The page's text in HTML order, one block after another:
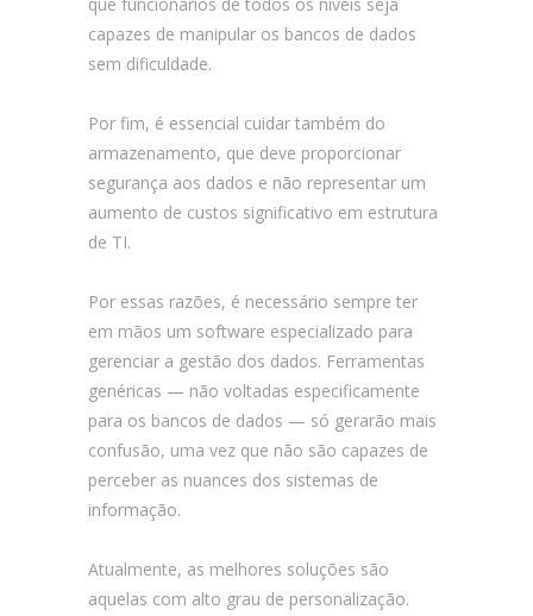
capazes de manipular os bancos de dados
sem dificuldade.
Por fim, é essencial cuidar também do
armazenamento, que deve proporcionar
segurança aos dados e não representar um
aumento de custos significativo em estrutura
de TI.
Por essas razões, é necessário sempre ter
em mãos um software especializado para
gerenciar a gestão dos dados. Ferramentas
genéricas — não voltadas especificamente
para os bancos de dados — só gerarão mais
confusão, uma vez que não são capazes de
perceber as nuances dos sistemas de
informação.
Atualmente, as melhores soluções são
aquelas com alto grau de personalização.